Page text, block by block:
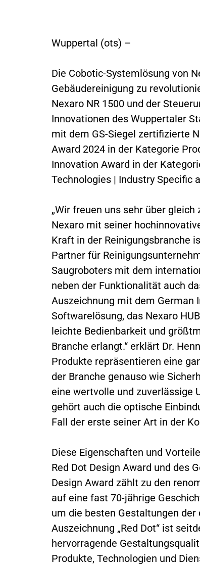
Wuppertal (ots) –
Die Cobotic-Systemlösung von
Gebäudereinigung zu
Nexaro NR 1500 und der
Innovationen des Wuppertaler
mit dem GS-Siegel zertifizierte
Award 2024 in der Kategorie
Innovation Award in der
Technologies | Industry Specific
„Wir freuen uns sehr über
Nexaro mit seiner
Kraft in der Reinigungsbranche
Partner für
Saugroboters mit dem
neben der Funktionalität auch
Auszeichnung mit dem German
Softwarelösung, das Nexaro
leichte Bedienbarkeit und
Branche erlangt.“ erklärt Dr.
Produkte repräsentieren eine
der Branche genauso wie
eine wertvolle und zuverlässige
gehört auch die optische
Fall der erste seiner Art in der
Diese Eigenschaften und
Red Dot Design Award und des
Design Award zählt zu den
auf eine fast 70-jährige
um die besten Gestaltungen
Auszeichnung „Red Dot“ ist
hervorragende
Produkte, Technologien und